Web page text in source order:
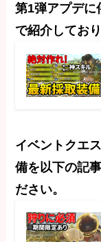
第1弾アプデに
で紹介してお
イベントクエ
備を以下の記
ださい。